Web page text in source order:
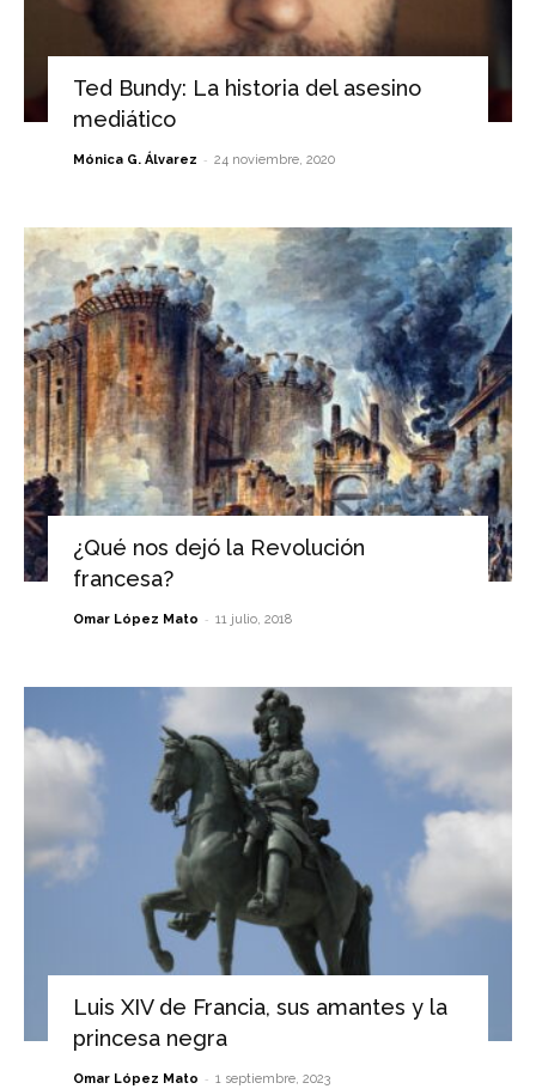
Ted Bundy: La historia del asesino
mediático
Mónica G. Álvarez - 24 noviembre, 2020
¿Qué nos dejó la Revolución
francesa?
Omar López Mato - 11 julio, 2018
Luis XIV de Francia, sus amantes y la
princesa negra
Omar López Mato - 1 septiembre, 2023